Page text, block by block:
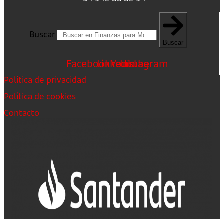
Buscar
Buscar
FacebookLinkedin
Youtube
Instagram
Política de privacidad
Política de cookies
Contacto